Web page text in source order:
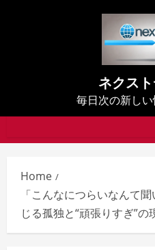
ネクス
毎日次の新しい
Home
「こんなにつらいなんて
じる孤独と“頑張りすぎ”の